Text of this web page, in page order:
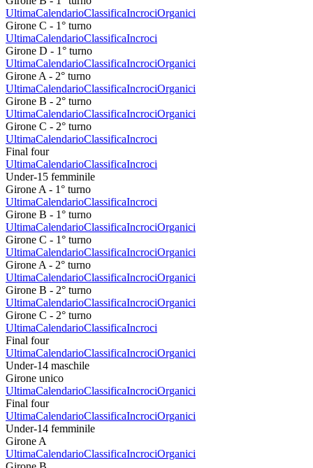
UltimaCalendarioClassificaIncrociOrganici
Girone C - 1° turno
UltimaCalendarioClassificaIncroci
Girone D - 1° turno
UltimaCalendarioClassificaIncrociOrganici
Girone A - 2° turno
UltimaCalendarioClassificaIncrociOrganici
Girone B - 2° turno
UltimaCalendarioClassificaIncrociOrganici
Girone C - 2° turno
UltimaCalendarioClassificaIncroci
Final four
UltimaCalendarioClassificaIncroci
Under-15 femminile
Girone A - 1° turno
UltimaCalendarioClassificaIncroci
Girone B - 1° turno
UltimaCalendarioClassificaIncrociOrganici
Girone C - 1° turno
UltimaCalendarioClassificaIncrociOrganici
Girone A - 2° turno
UltimaCalendarioClassificaIncrociOrganici
Girone B - 2° turno
UltimaCalendarioClassificaIncrociOrganici
Girone C - 2° turno
UltimaCalendarioClassificaIncroci
Final four
UltimaCalendarioClassificaIncrociOrganici
Under-14 maschile
Girone unico
UltimaCalendarioClassificaIncrociOrganici
Final four
UltimaCalendarioClassificaIncrociOrganici
Under-14 femminile
Girone A
UltimaCalendarioClassificaIncrociOrganici